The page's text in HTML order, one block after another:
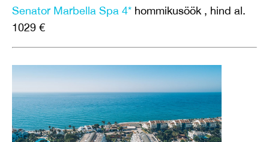
Senator Marbella Spa 4* hommikusöök , hind al.
1029 €